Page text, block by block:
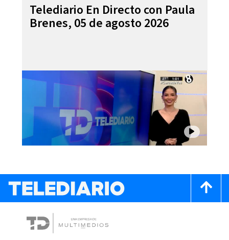
Telediario En Directo con Paula
Brenes, 05 de agosto 2026